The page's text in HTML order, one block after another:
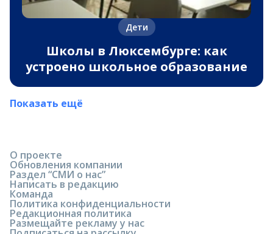
Дети
Школы в Люксембурге: как
устроено школьное образование
Показать ещё
О проекте
Обновления компании
Раздел “СМИ о нас”
Написать в редакцию
Команда
Политика конфиденциальности
Редакционная политика
Размещайте рекламу у нас